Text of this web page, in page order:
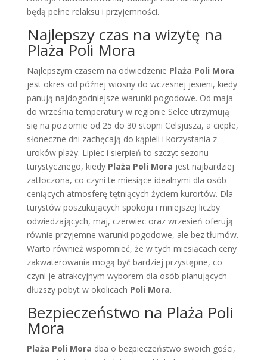
będą pełne relaksu i przyjemności.
Najlepszy czas na wizytę na
Plaża Poli Mora
Najlepszym czasem na odwiedzenie Plaża Poli Mora
jest okres od późnej wiosny do wczesnej jesieni, kiedy
panują najdogodniejsze warunki pogodowe. Od maja
do września temperatury w regionie Selce utrzymują
się na poziomie od 25 do 30 stopni Celsjusza, a ciepłe,
słoneczne dni zachęcają do kąpieli i korzystania z
uroków plaży. Lipiec i sierpień to szczyt sezonu
turystycznego, kiedy Plaża Poli Mora jest najbardziej
zatłoczona, co czyni te miesiące idealnymi dla osób
ceniących atmosferę tętniących życiem kurortów. Dla
turystów poszukujących spokoju i mniejszej liczby
odwiedzających, maj, czerwiec oraz wrzesień oferują
równie przyjemne warunki pogodowe, ale bez tłumów.
Warto również wspomnieć, że w tych miesiącach ceny
zakwaterowania mogą być bardziej przystępne, co
czyni je atrakcyjnym wyborem dla osób planujących
dłuższy pobyt w okolicach Poli Mora.
Bezpieczeństwo na Plaża Poli
Mora
Plaża Poli Mora dba o bezpieczeństwo swoich gości,